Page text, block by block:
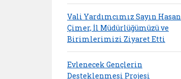
Vali Yardımcımız Sayın Hasan
Çimer, İl Müdürlüğümüzü ve
Birimlerimizi Ziyaret Etti
Evlenecek Gençlerin
Desteklenmesi Projesi